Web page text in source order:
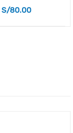
S/80.00